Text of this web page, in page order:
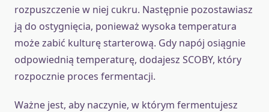
rozpuszczenie w niej cukru. Następnie pozostawiasz
ją do ostygnięcia, ponieważ wysoka temperatura
może zabić kulturę starterową. Gdy napój osiągnie
odpowiednią temperaturę, dodajesz SCOBY, który
rozpocznie proces fermentacji.
Ważne jest, aby naczynie, w którym fermentujesz